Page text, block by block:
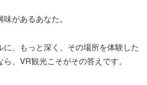
味があるあなた。
に、もっと深く、その場所を体験した
、VR観光こそがその答えです。